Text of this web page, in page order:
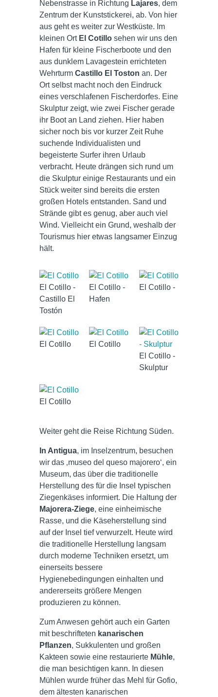
Nebenstrasse in Richtung Lajares, dem
Zentrum der Kunststickerei, ab. Von hier
aus geht es weiter zur Westküste. Im
kleinen OrtEl Cotillosehen wir uns den
Hafen für kleine Fischerboote und den
aus dunklem Lavagestein errichteten
Wehrturm Castillo El Toston an. Der
Ort selbst macht noch den Eindruck
eines verschlafenen Fischerdorfes. Eine
Skulptur zeigt, wie zwei Fischer gerade
ihr Boot an Land ziehen. Hier haben
sicher noch bis vor kurzer Zeit Ruhe
suchende Individualisten und
begeisterte Surfer ihren Urlaub
verbracht. Heute drängen sich rund um
die Skulptur einige Restaurants und ein
Stück weiter sind bereits die ersten
großen Hotels entstanden. Sand und
Strände gibt es genug, aber auch viel
Wind. Vielleicht ein Grund, weshalb der
Tourismus hier etwas langsamer Einzug
hält.
El Cotillo -
Castillo El
Tostón
El Cotillo -
Hafen
El Cotillo -
El Cotillo
El Cotillo
El Cotillo -
Skulptur
El Cotillo
Weiter geht die Reise Richtung Süden.
In Antigua, im Inselzentrum, besuchen
wir das ‚museo del queso majorero‘, ein
Museum, das über die traditionelle
Herstellung des für die Insel typischen
Ziegenkäses informiert. Die Haltung der
Majorera-Ziege, eine einheimische
Rasse, und die Käseherstellung sind
auf der Insel tief verwurzelt. Heute wird
die traditionelle Herstellung langsam
durch moderne Techniken ersetzt, um
einerseits bessere
Hygienebedingungen einhalten und
andererseits größere Mengen
produzieren zu können.
Zum Anwesen gehört auch ein Garten
mit beschrifteten kanarischen
Pflanzen, Sukkulenten und großen
Kakteen sowie eine restaurierte Mühle,
die man besichtigen kann. In diesen
Mühlen wurde früher das Mehl für Gofio,
dem ältesten kanarischen